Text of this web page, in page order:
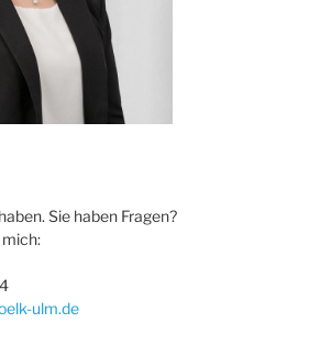
Sie haben Fragen?
ulm.de